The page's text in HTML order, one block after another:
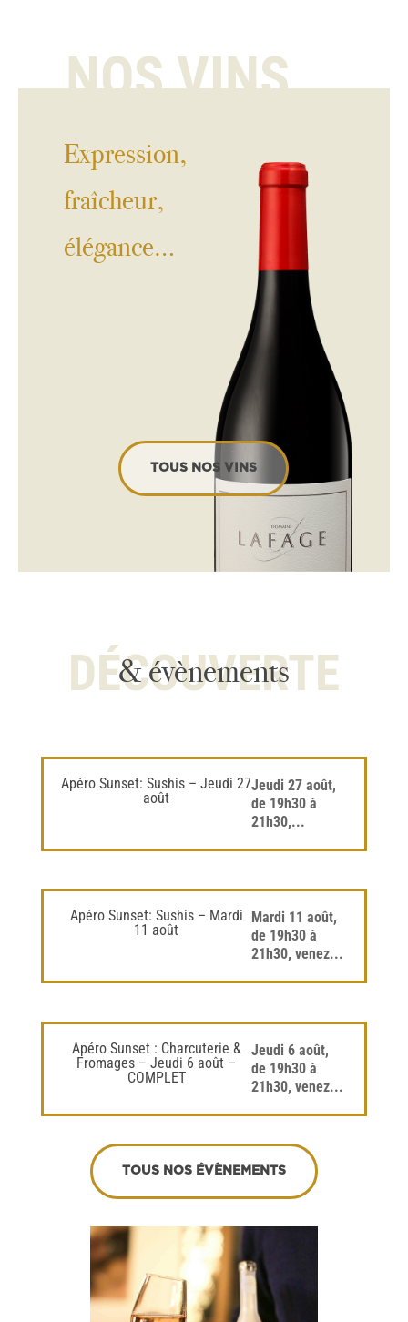
NOS VINS
Expression,
fraîcheur,
élégance…
TOUS NOS VINS
DÉCOUVERTE
& évènements
Apéro Sunset: Sushis – Jeudi 27
août
Jeudi 27 août,
de 19h30 à
21h30,...
Apéro Sunset: Sushis – Mardi
11 août
Mardi 11 août,
de 19h30 à
21h30, venez...
Apéro Sunset : Charcuterie &
Fromages – Jeudi 6 août –
COMPLET
Jeudi 6 août,
de 19h30 à
21h30, venez...
TOUS NOS ÉVÈNEMENTS